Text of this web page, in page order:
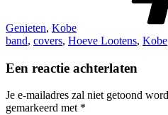
Genieten, Kobe
band, covers, Hoeve Lootens, Kobe
Een reactie achterlaten
Je e-mailadres zal niet getoond
gemarkeerd met *